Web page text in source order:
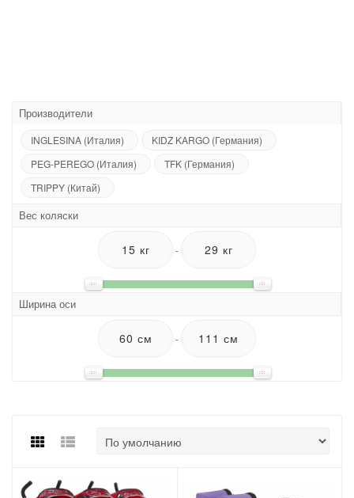
Производители
INGLESINA (Италия)
KIDZ KARGO (Германия)
PEG-PEREGO (Италия)
TFK (Германия)
TRIPPY (Китай)
Вес коляски
-
Ширина оси
-